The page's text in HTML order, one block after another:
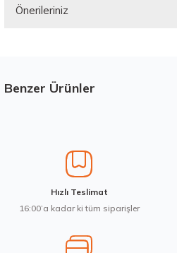
Önerileriniz
Görüş ve önerileriniz için teşekkür ederiz.
Ürün bilgilerinde hatalar bulunuyor.
Ürün fiyatı diğer sitelerden daha
Bu ürüne benzer farklı alternatifler
Benzer Ürünler
Bridgestone 275/35R21 103V XL Blizzak
14.987,50 ₺
Hızlı Teslimat
16:00’a kadar ki tüm siparişler